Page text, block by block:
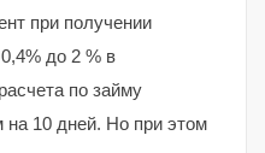
при получении
до 2 % в
по займу
на 10 дней. Но при этом